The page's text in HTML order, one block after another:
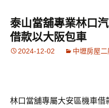
內
容
泰山當舖專業林口
借款以大阪包車
2024-12-02 中壢房屋二
林口當舖專屬大安區機車借